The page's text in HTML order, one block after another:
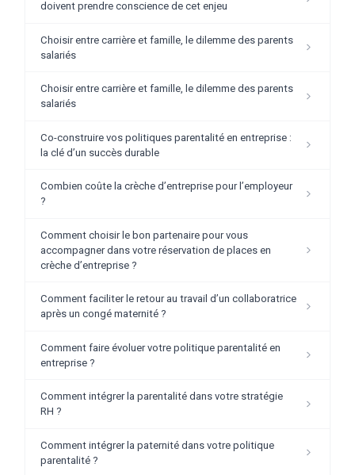
doivent prendre conscience de cet enjeu
Choisir entre carrière et famille, le dilemme des parents
salariés
Choisir entre carrière et famille, le dilemme des parents
salariés
Co-construire vos politiques parentalité en entreprise :
la clé d’un succès durable
Combien coûte la crèche d’entreprise pour l’employeur
?
Comment choisir le bon partenaire pour vous
accompagner dans votre réservation de places en
crèche d’entreprise ?
Comment faciliter le retour au travail d’un collaboratrice
après un congé maternité ?
Comment faire évoluer votre politique parentalité en
entreprise ?
Comment intégrer la parentalité dans votre stratégie
RH ?
Comment intégrer la paternité dans votre politique
parentalité ?